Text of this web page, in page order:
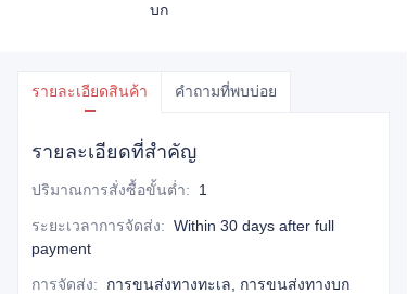
บก
รายละเอียดสินค้า คำถามที่พบบ่อย
รายละเอียดที่สำคัญ
ปริมาณการสั่งซื้อขั้นต่ำ: 1
ระยะเวลาการจัดส่ง: Within 30 days after full
payment
การจัดส่ง: การขนส่งทางทะเล, การขนส่งทางบก